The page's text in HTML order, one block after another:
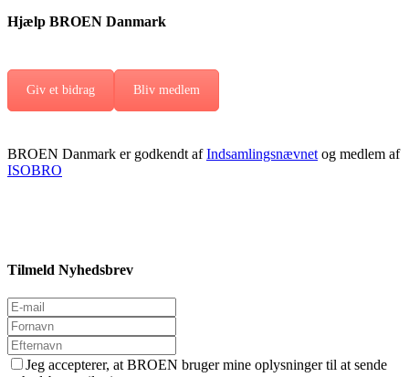
Hjælp BROEN Danmark
Giv et bidrag Bliv medlem
BROEN Danmark er godkendt afIndsamlingsnævnet og medlem af
ISOBRO
Tilmeld Nyhedsbrev
Jeg accepterer, at BROEN bruger mine oplysninger til at sende